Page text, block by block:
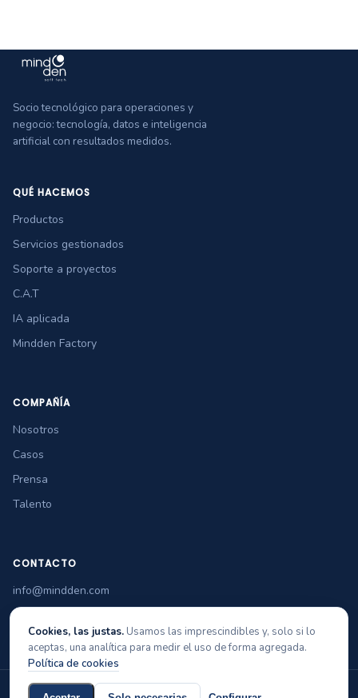
Socio tecnológico para operaciones y
negocio: tecnología, datos e inteligencia
artificial con resultados medidos.
QUÉ HACEMOS
Productos
Servicios gestionados
Soporte a proyectos
C.A.T
IA aplicada
Mindden Factory
COMPAÑÍA
Nosotros
Casos
Prensa
Talento
CONTACTO
info@mindden.com
+34 965 349 770
Política de calidad
Cookies, las justas. Usamos las imprescindibles y, solo si lo
aceptas, una analítica para medir el uso de forma agregada.
Política de cookies